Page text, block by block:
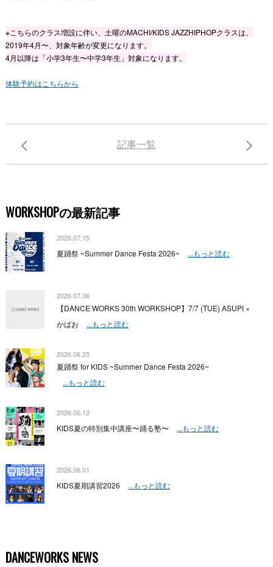
※こちらのクラス増設に伴い、土曜のMACHI/KIDS JAZZHIPHOPクラスは、
2019年4月〜、対象年齢が変更になります。
4月以降は「小学3年生〜中学3年生」対象になります。
体験予約はこちらから
記事一覧
WORKSHOPの最新記事
2026.07.15
夏踊祭 ~Summer Dance Festa 2026~ ...もっと読む
2026.07.06
【DANCE WORKS 30th WORKSHOP】7/7 (TUE) ASUPI ×
かばお
...もっと読む
2026.06.25
夏踊祭 for KIDS ~Summer Dance Festa 2026~
...もっと読む
2026.06.12
KIDS夏の特別集中講座〜踊る塾〜 ...もっと読む
2026.06.01
KIDS夏期講習2026 ...もっと読む
DANCEWORKS NEWS